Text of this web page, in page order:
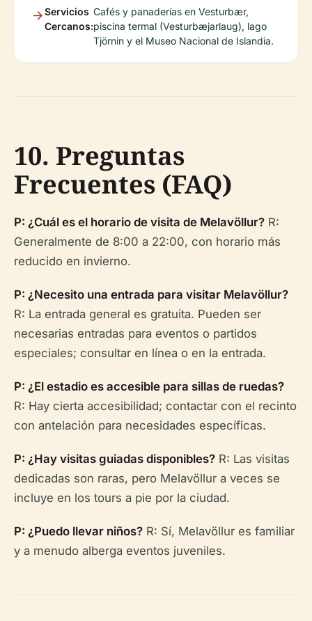
Servicios
Cercanos:
Cafés y panaderías en Vesturbær,
piscina termal (Vesturbæjarlaug), lago
Tjörnin y el Museo Nacional de Islandia.
10. Preguntas
Frecuentes (FAQ)
P: ¿Cuál es el horario de visita de Melavöllur? R:
Generalmente de 8:00 a 22:00, con horario más
reducido en invierno.
P: ¿Necesito una entrada para visitar Melavöllur?
R: La entrada general es gratuita. Pueden ser
necesarias entradas para eventos o partidos
especiales; consultar en línea o en la entrada.
P: ¿El estadio es accesible para sillas de ruedas?
R: Hay cierta accesibilidad; contactar con el recinto
con antelación para necesidades específicas.
P: ¿Hay visitas guiadas disponibles? R: Las visitas
dedicadas son raras, pero Melavöllur a veces se
incluye en los tours a pie por la ciudad.
P: ¿Puedo llevar niños? R: Sí, Melavöllur es familiar
y a menudo alberga eventos juveniles.